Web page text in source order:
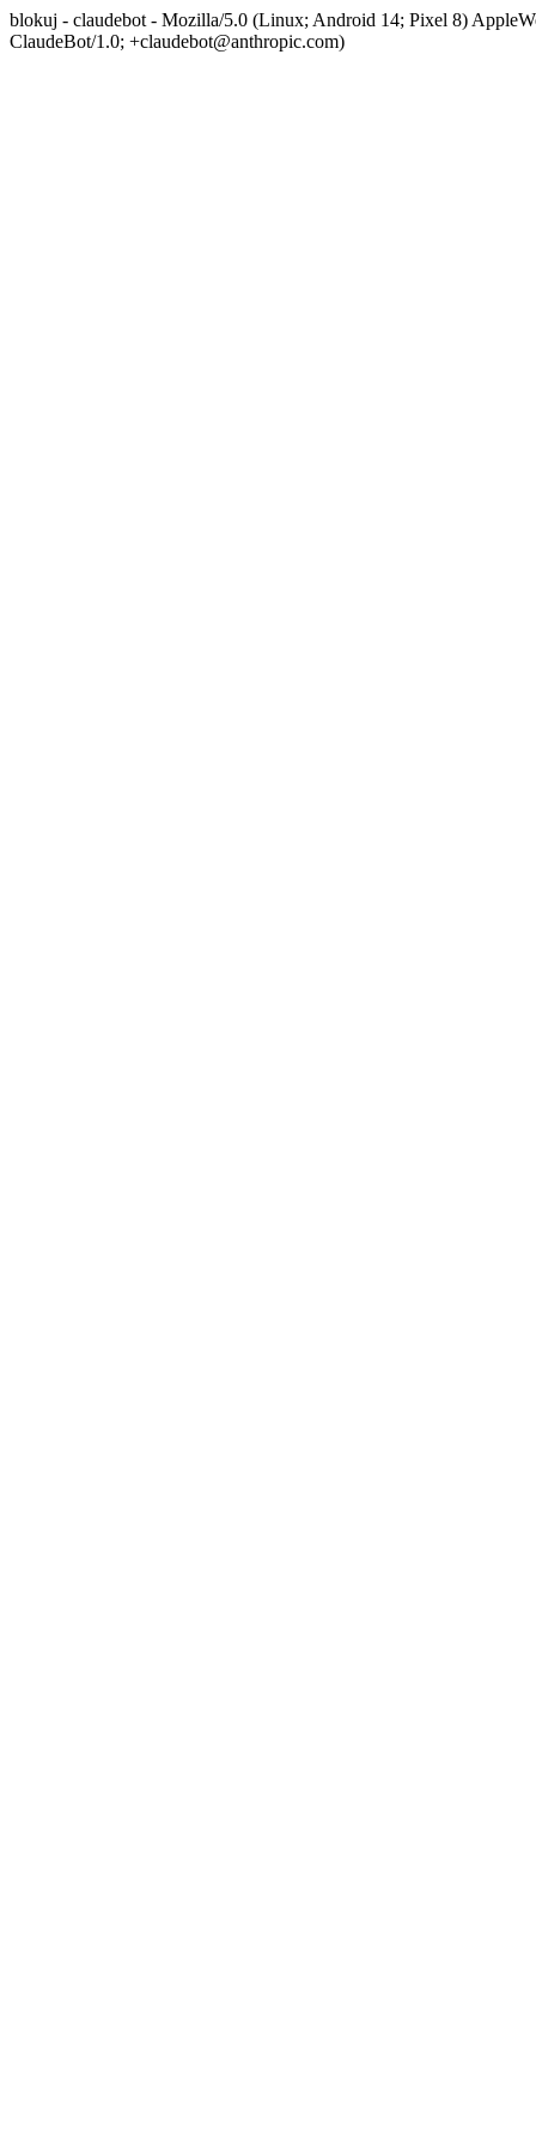
blokuj - claudebot - Mozilla/5.0 (Linux; Android 14; Pixel 8)
ClaudeBot/1.0; +claudebot@anthropic.com)